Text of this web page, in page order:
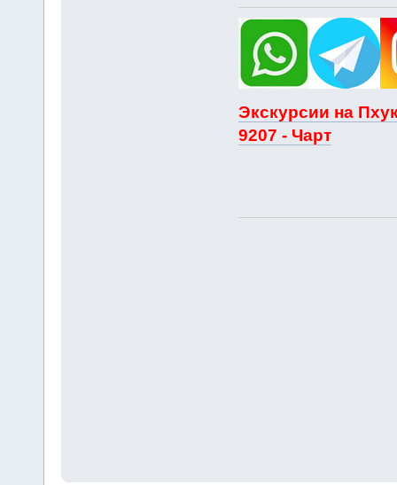
Экскурсии на
9207 - Чарт